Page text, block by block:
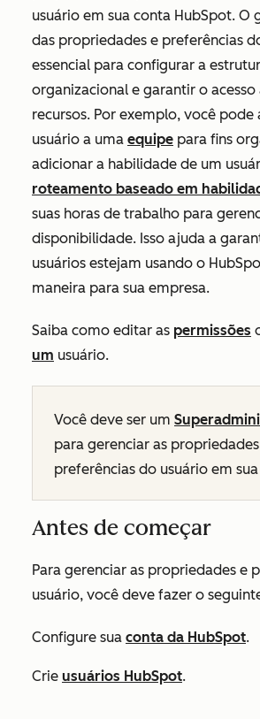
usuário em sua conta HubSpot. O
das propriedades e preferências
essencial para configurar a
organizacional e garantir o
recursos. Por exemplo, você pode
usuário a uma equipe para fins
adicionar a habilidade de um
roteamento baseado em
suas horas de trabalho para
disponibilidade. Isso ajuda a
usuários estejam usando o
maneira para sua empresa.
Saiba como editar as permissões
um usuário.
Você deve ser um
para gerenciar as
preferências do usuário em
Antes de começar
Para gerenciar as propriedades e
usuário, você deve fazer o
Configure sua conta da HubSpot.
Crie usuários HubSpot.